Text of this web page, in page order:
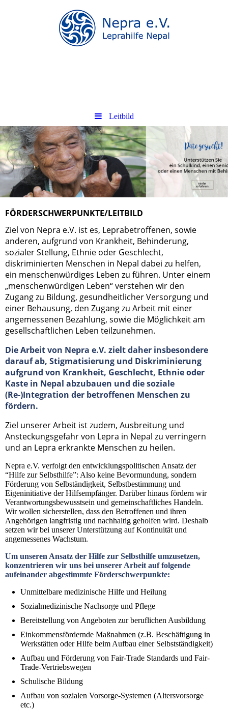
Leitbild
FÖRDERSCHWERPUNKTE/LEITBILD
Ziel von Nepra e.V. ist es, Leprabetroffenen, sowie
anderen, aufgrund von Krankheit, Behinderung,
sozialer Stellung, Ethnie oder Geschlecht,
diskriminierten Menschen in Nepal dabei zu helfen,
ein menschenwürdiges Leben zu führen. Unter einem
„menschenwürdigen Leben“ verstehen wir den
Zugang zu Bildung, gesundheitlicher Versorgung und
einer Behausung, den Zugang zu Arbeit mit einer
angemessenen Bezahlung, sowie die Möglichkeit am
gesellschaftlichen Leben teilzunehmen.
Die Arbeit von Nepra e.V. zielt daher insbesondere
darauf ab, Stigmatisierung und Diskriminierung
aufgrund von Krankheit, Geschlecht, Ethnie oder
Kaste in Nepal abzubauen und die soziale
(Re-)Integration der betroffenen Menschen zu
fördern.
Ziel unserer Arbeit ist zudem, Ausbreitung und
Ansteckungsgefahr von Lepra in Nepal zu verringern
und an Lepra erkrankte Menschen zu heilen.
Nepra e.V. verfolgt den entwicklungspolitischen Ansatz der
“Hilfe zur Selbsthilfe”: Also keine Bevormundung, sondern
Förderung von Selbständigkeit, Selbstbestimmung und
Eigeninitiative der Hilfsempfänger. Darüber hinaus fördern wir
Verantwortungsbewusstsein und gemeinschaftliches Handeln.
Wir wollen sicherstellen, dass den Betroffenen und ihren
Angehörigen langfristig und nachhaltig geholfen wird. Deshalb
setzen wir bei unserer Unterstützung auf Kontinuität und
angemessenes Wachstum.
Um unseren Ansatz der Hilfe zur Selbsthilfe umzusetzen,
konzentrieren wir uns bei unserer Arbeit auf folgende
aufeinander abgestimmte Förderschwerpunkte:
Unmittelbare medizinische Hilfe und Heilung
Sozialmedizinische Nachsorge und Pflege
Bereitstellung von Angeboten zur beruflichen Ausbildung
Einkommensfördernde Maßnahmen (z.B. Beschäftigung in
Werkstätten oder Hilfe beim Aufbau einer Selbstständigkeit)
Aufbau und Förderung von Fair-Trade Standards und Fair-
Trade-Vertriebswegen
Schulische Bildung
Aufbau von sozialen Vorsorge-Systemen (Altersvorsorge
etc.)